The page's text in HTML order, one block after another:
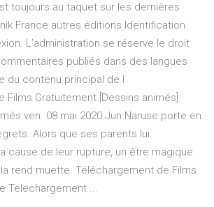
toujours au taquet sur les dernières
France autres éditions Identification
L’administration se réserve le droit
publiés dans des langues
contenu principal de l
Films Gratuitement [Dessins animés]
ven. 08 mai 2020 Jun Naruse porte en
Alors que ses parents lui
cause de leur rupture, un être magique
rend muette. Téléchargement de Films
Telechargement ...